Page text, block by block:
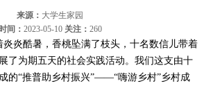
来源： 大学生家园
时间： 2023-05-10 关注： 260
炎炎酷暑，香桃坠满了枝头，十名数信儿带着
了为期五天的社会实践活动。我们这支由十
的“推普助乡村振兴”——“嗨游乡村”乡村成